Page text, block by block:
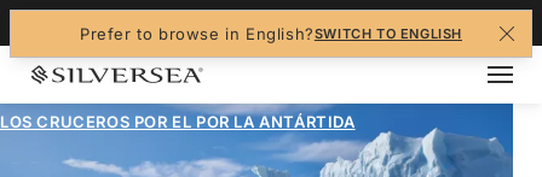
Prefer to browse in English?SWITCH TO ENGLISH
LOS CRUCEROS POR EL POR LA ANTÁRTIDA